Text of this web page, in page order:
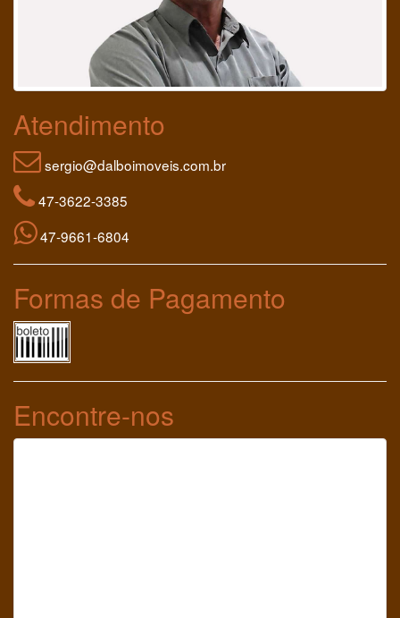
Atendimento
sergio@dalboimoveis.com.br
47-3622-3385
47-9661-6804
Formas de Pagamento
Encontre-nos